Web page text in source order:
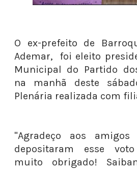
O ex-prefeito de
Ademar, foi eleito
Municipal do Partido
na manhã deste
Plenária realizada com
"Agradeço aos
depositaram esse
muito obrigado!